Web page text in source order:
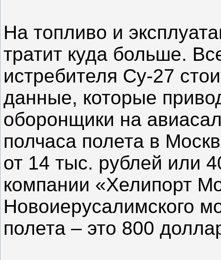
На топливо и
тратит куда больше.
истребителя Су-27
данные, которые
оборонщики на
полчаса полета в
от 14 тыс. рублей или
компании «Хелипорт
Новоиерусалимского
полета – это 800